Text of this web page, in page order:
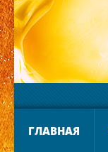
ГЛАВНАЯ